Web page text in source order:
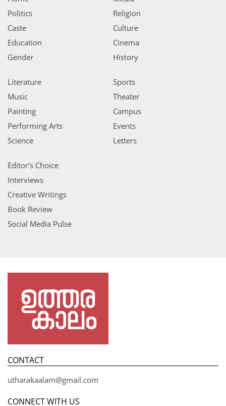
Politics
Caste
Education
Gender
Religion
Culture
Cinema
History
Literature
Music
Painting
Performing Arts
Science
Sports
Theater
Campus
Events
Letters
Editor’s Choice
Interviews
Creative Writings
Book Review
Social Media Pulse
CONTACT
utharakaalam@gmail.com
CONNECT WITH US